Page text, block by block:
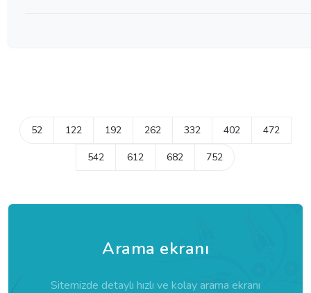
52 122 192 262 332 402 472
542 612 682 752
Arama ekranı
Sitemizde detaylı hızlı ve kolay arama ekranı